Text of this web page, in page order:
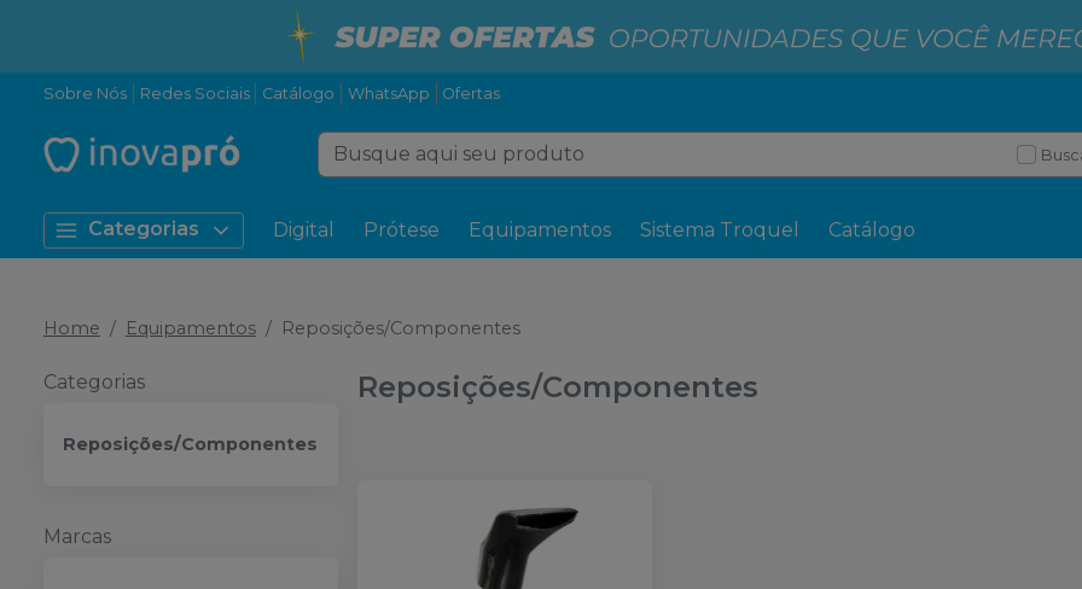
Sobre Nós Redes Sociais Catálogo WhatsApp Ofertas
Categorias Digital Prótese Equipamentos Sistema Troquel Catálogo
Home Equipamentos Reposições/Componentes
Categorias
Reposições/Componentes
Marcas
Reposições/Componentes